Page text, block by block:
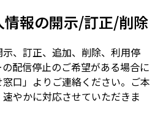
報の開示/訂正/削除
、訂正、追加、削除、利用停
配信停止のご希望がある場合に
口」よりご連絡ください。ご本
やかに対応させていただきま